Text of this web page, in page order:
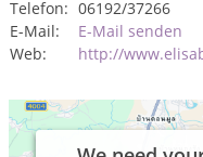
Telefon: 06192/37266
E-Mail:
E-Mail senden
Web:
http://